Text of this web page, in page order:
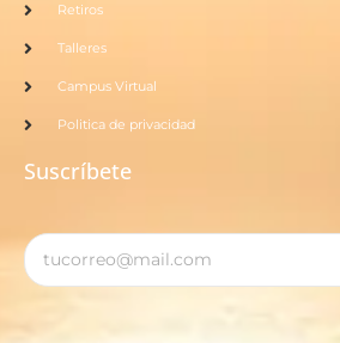
Retiros
Talleres
Campus Virtual
Politica de privacidad
Suscríbete